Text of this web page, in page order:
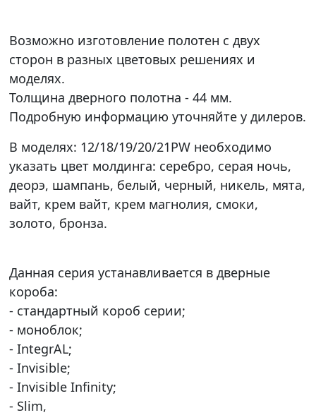
Возможно изготовление полотен с двух
сторон в разных цветовых решениях и
моделях.
Толщина дверного полотна - 44 мм.
Подробную информацию уточняйте у дилеров.
В моделях: 12/18/19/20/21PW необходимо
указать цвет молдинга: серебро, серая ночь,
деорэ, шампань, белый, черный, никель, мята,
вайт, крем вайт, крем магнолия, смоки,
золото, бронза.
Данная серия устанавливается в дверные
короба:
- стандартный короб серии;
- моноблок;
- IntegrAL;
- Invisible;
- Invisible Infinity;
- Slim,